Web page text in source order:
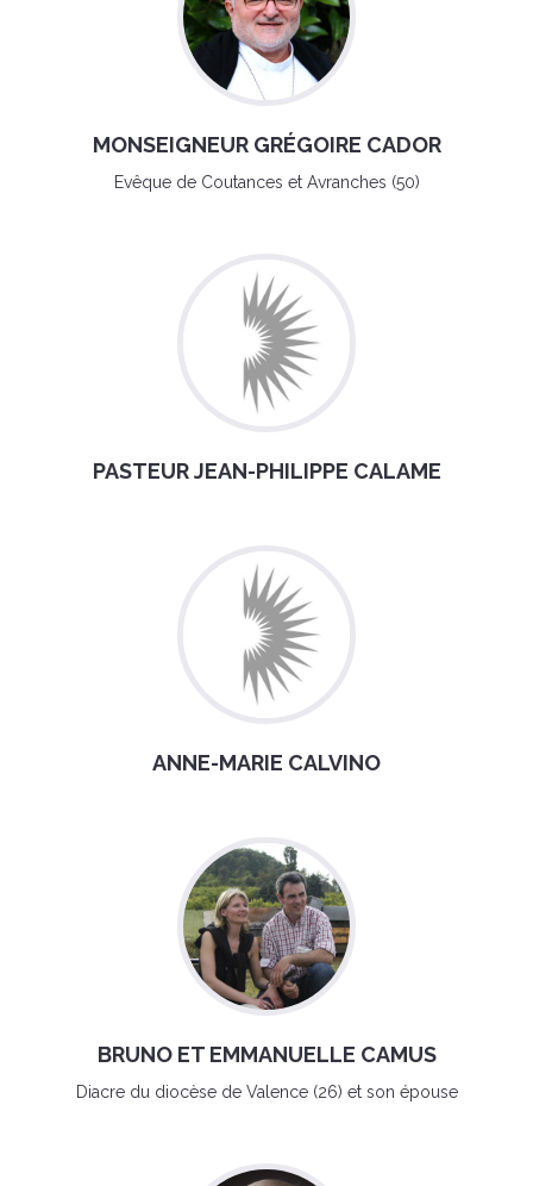
MONSEIGNEUR GRÉGOIRE CADOR
Evêque de Coutances et Avranches (50)
PASTEUR JEAN-PHILIPPE CALAME
ANNE-MARIE CALVINO
BRUNO ET EMMANUELLE CAMUS
Diacre du diocèse de Valence (26) et son épouse